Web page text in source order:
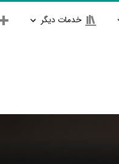
خدمات دیگر